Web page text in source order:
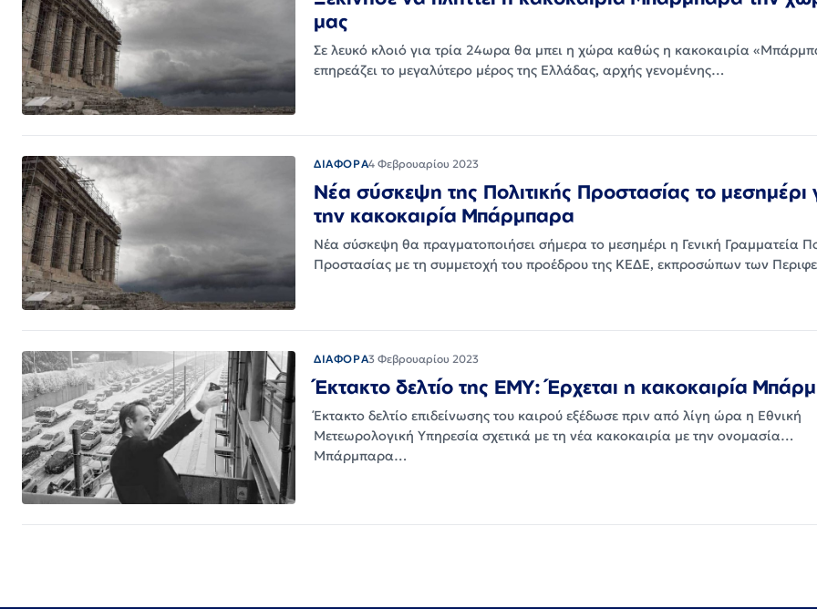
μας
Σε λευκό κλοιό για τρία 24ωρα θα μπει η χώρα καθώς η κακοκαιρία
επηρεάζει το μεγαλύτερο μέρος της Ελλάδας, αρχής γενομένης…
ΔΙΑΦΟΡΑ4 Φεβρουαρίου 2023
Νέα σύσκεψη της Πολιτικής Προστασίας το μεσημέρι
την κακοκαιρία Μπάρμπαρα
Νέα σύσκεψη θα πραγματοποιήσει σήμερα το μεσημέρι η Γενική Γραμματεία
Προστασίας με τη συμμετοχή του προέδρου της ΚΕΔΕ, εκπροσώπων των
ΔΙΑΦΟΡΑ3 Φεβρουαρίου 2023
Έκτακτο δελτίο της ΕΜΥ: Έρχεται η κακοκαιρία
Έκτακτο δελτίο επιδείνωσης του καιρού εξέδωσε πριν από λίγη ώρα η Εθνική
Μετεωρολογική Υπηρεσία σχετικά με τη νέα κακοκαιρία με την ονομασία…
Μπάρμπαρα…